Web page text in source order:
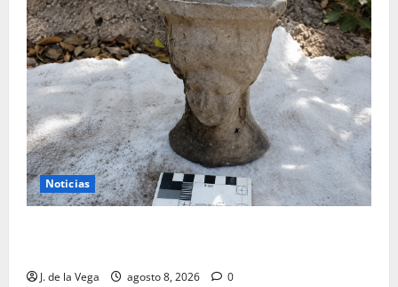
Noticias
J. de la Vega agosto 8, 2026 0